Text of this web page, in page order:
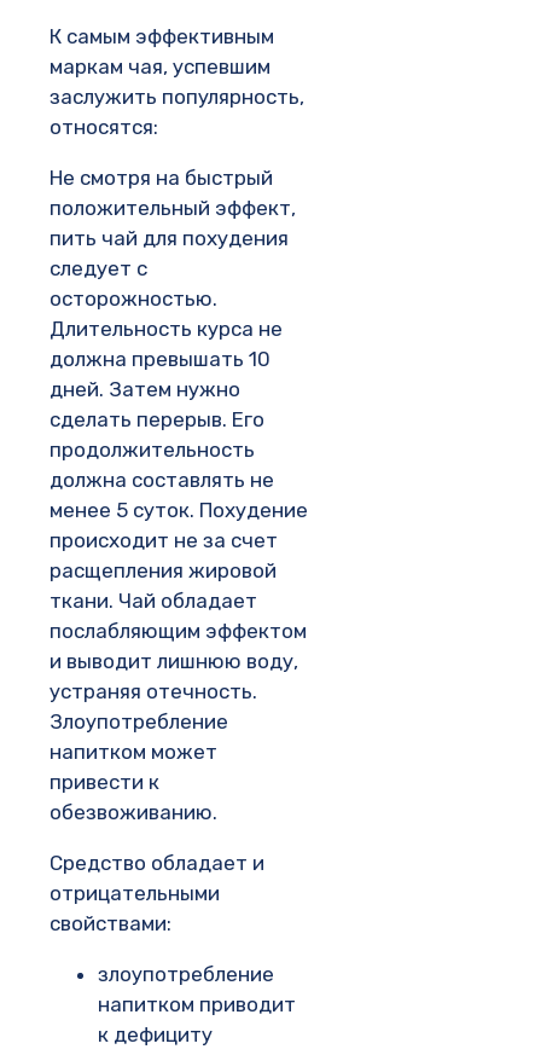
К самым эффективным
маркам чая, успевшим
заслужить популярность,
относятся:
Не смотря на быстрый
положительный эффект,
пить чай для похудения
следует с
осторожностью.
Длительность курса не
должна превышать 10
дней. Затем нужно
сделать перерыв. Его
продолжительность
должна составлять не
менее 5 суток. Похудение
происходит не за счет
расщепления жировой
ткани. Чай обладает
послабляющим эффектом
и выводит лишнюю воду,
устраняя отечность.
Злоупотребление
напитком может
привести к
обезвоживанию.
Средство обладает и
отрицательными
свойствами:
злоупотребление
напитком приводит
к дефициту